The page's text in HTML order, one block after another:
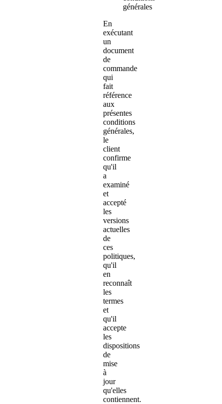
générales
En
exécutant
un
document
de
commande
qui
fait
référence
aux
présentes
conditions
générales,
le
client
confirme
qu'il
a
examiné
et
accepté
les
versions
actuelles
de
ces
politiques,
qu'il
en
reconnaît
les
termes
et
qu'il
accepte
les
dispositions
de
mise
à
jour
qu'elles
contiennent.